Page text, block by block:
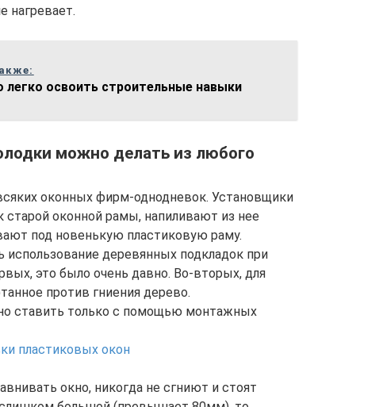
нагревает.
легко освоить строительные навыки
можно делать из любого
оконных фирм-однодневок. Установщики
оконной рамы, напиливают из нее
под новенькую пластиковую раму.
использование деревянных подкладок при
это было очень давно. Во-вторых, для
против гниения дерево.
ставить только с помощью монтажных
окно, никогда не сгниют и стоят